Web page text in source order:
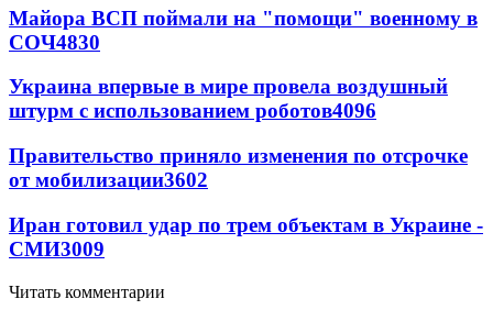
Майора ВСП поймали на "помощи" военному в
СОЧ4830
Украина впервые в мире провела воздушный
штурм с использованием роботов4096
Правительство приняло изменения по отсрочке
от мобилизации3602
Иран готовил удар по трем объектам в Украине -
СМИ3009
Читать комментарии